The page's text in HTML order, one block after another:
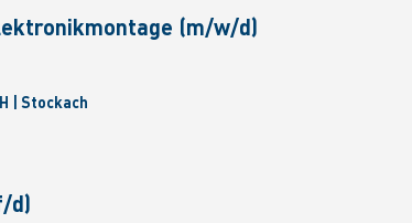
(m/w/d)
| Stockach
d)